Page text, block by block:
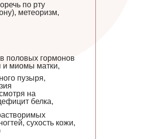
по рту
метеоризм,
сухость кожи,
пузыря,
на
белка,
половых гормонов
и миомы матки,